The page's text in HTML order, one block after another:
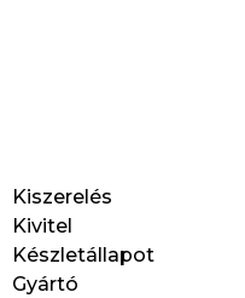
Kiszerelés
Kivitel
Készletállapot
Gyártó